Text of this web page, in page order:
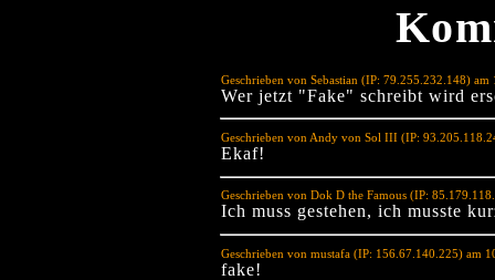
Geschrieben von Sebastian (IP: 79.255.232.148)
Wer jetzt "Fake" schreibt wird
Geschrieben von Andy von Sol III (IP:
Ekaf!
Geschrieben von Dok D the Famous (IP:
Ich muss gestehen, ich musste
Geschrieben von mustafa (IP: 156.67.140.225) am
fake!